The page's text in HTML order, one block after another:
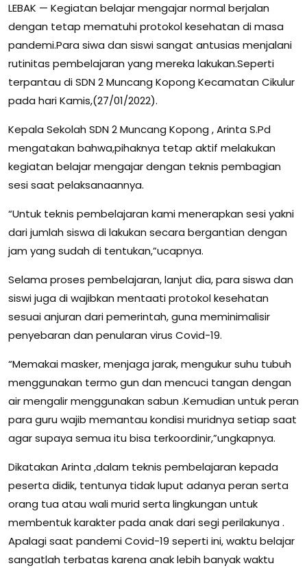
LEBAK — Kegiatan belajar mengajar normal berjalan
dengan tetap mematuhi protokol kesehatan di masa
pandemi.Para siwa dan siswi sangat antusias menjalani
rutinitas pembelajaran yang mereka lakukan.Seperti
terpantau di SDN 2 Muncang Kopong Kecamatan Cikulur
pada hari Kamis,(27/01/2022).
Kepala Sekolah SDN 2 Muncang Kopong , Arinta S.Pd
mengatakan bahwa,pihaknya tetap aktif melakukan
kegiatan belajar mengajar dengan teknis pembagian
sesi saat pelaksanaannya.
“Untuk teknis pembelajaran kami menerapkan sesi yakni
dari jumlah siswa di lakukan secara bergantian dengan
jam yang sudah di tentukan,”ucapnya.
Selama proses pembelajaran, lanjut dia, para siswa dan
siswi juga di wajibkan mentaati protokol kesehatan
sesuai anjuran dari pemerintah, guna meminimalisir
penyebaran dan penularan virus Covid-19.
“Memakai masker, menjaga jarak, mengukur suhu tubuh
menggunakan termo gun dan mencuci tangan dengan
air mengalir menggunakan sabun .Kemudian untuk peran
para guru wajib memantau kondisi muridnya setiap saat
agar supaya semua itu bisa terkoordinir,”ungkapnya.
Dikatakan Arinta ,dalam teknis pembelajaran kepada
peserta didik, tentunya tidak luput adanya peran serta
orang tua atau wali murid serta lingkungan untuk
membentuk karakter pada anak dari segi perilakunya .
Apalagi saat pandemi Covid-19 seperti ini, waktu belajar
sangatlah terbatas karena anak lebih banyak waktu